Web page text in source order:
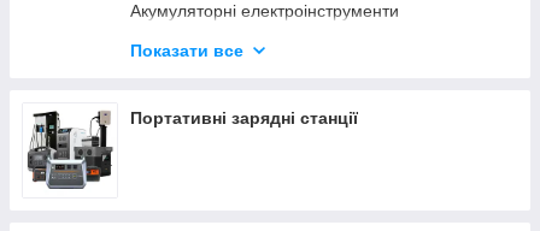
Акумуляторні електроінструменти
Деревообробний інструмент
Заточувальні верстати
Показати все
Портативні зарядні станції